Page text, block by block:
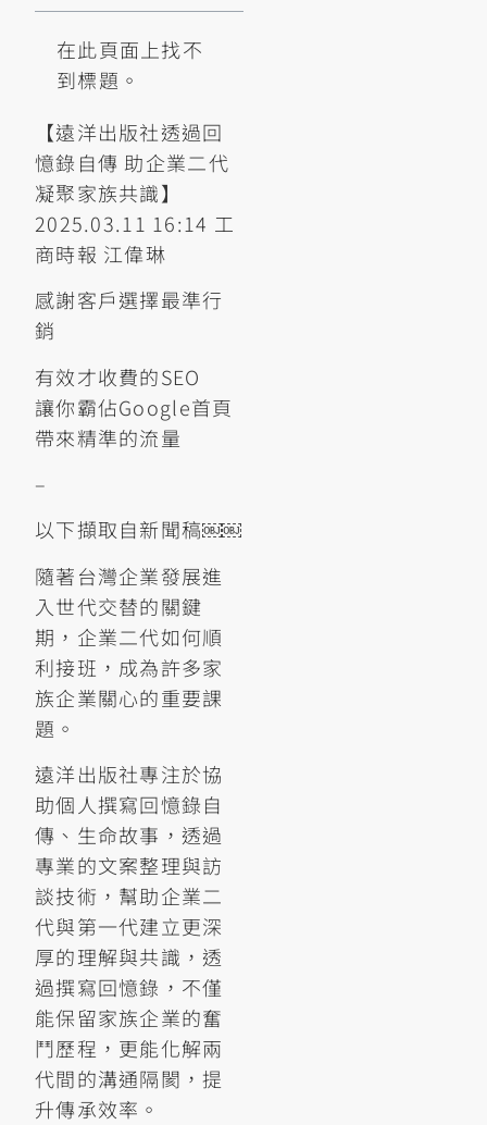
在此頁面上找不
到標題。
【遠洋出版社透過回
憶錄自傳 助企業二代
凝聚家族共識】
2025.03.11 16:14 工
商時報 江偉琳
感謝客戶選擇最準行
銷
有效才收費的SEO
讓你霸佔Google首頁
帶來精準的流量
–
以下擷取自新聞稿￼￼
隨著台灣企業發展進
入世代交替的關鍵
期，企業二代如何順
利接班，成為許多家
族企業關心的重要課
題。
遠洋出版社專注於協
助個人撰寫回憶錄自
傳、生命故事，透過
專業的文案整理與訪
談技術，幫助企業二
代與第一代建立更深
厚的理解與共識，透
過撰寫回憶錄，不僅
能保留家族企業的奮
鬥歷程，更能化解兩
代間的溝通隔閡，提
升傳承效率。